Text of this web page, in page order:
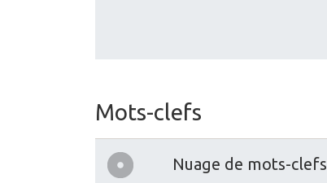
Mots-clefs
Nuage de mots-clefs